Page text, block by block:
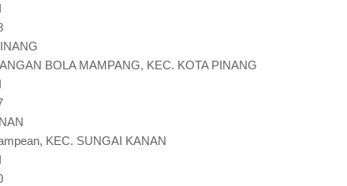
BOLA MAMPANG, KEC. KOTA PINANG
KEC. SUNGAI KANAN